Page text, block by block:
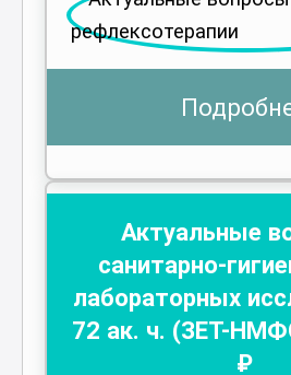
Актуальные
санитарно-
лабораторных
72 ак. ч. (ЗЕТ-
₽